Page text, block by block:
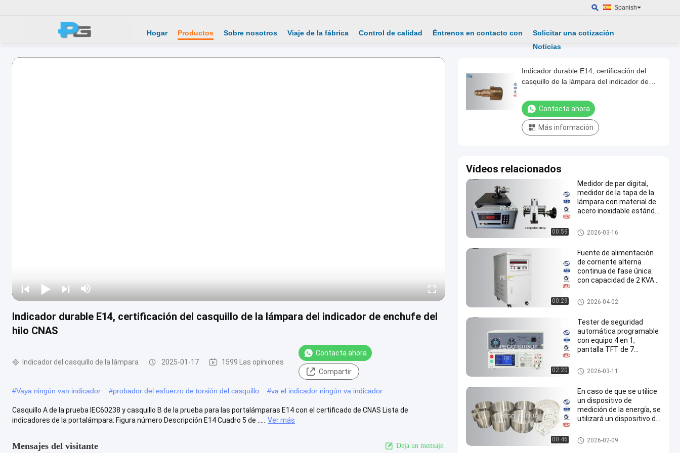
Spanish
Hogar Productos Sobre nosotros Viaje de la fábrica Control de calidad Éntrenos en contacto con
Solicitar una cotización
Noticias
Indicador durable E14, certificación del casquillo de la lámpara del indicador de enchufe del
hilo CNAS
Indicador del casquillo de la lámpara 2025-01-17 1599 Las opiniones
Contacta ahora
Compartir
#Vaya ningún van indicador #probador del esfuerzo de torsión del casquillo #va el indicador ningún va indicador
Casquillo A de la prueba IEC60238 y casquillo B de la prueba para las portalámparas E14 con el certificado de CNAS Lista de
indicadores de la portalámpara: Figura número Descripción E14 Cuadro 5 de .....
Ver más
Mensajes del visitante Deja un mensaje.
Indicador durable E14, certificación del
casquillo de la lámpara del indicador de
Contacta ahora
Más información
Vídeos relacionados
00:59
Medidor de par digital,
medidor de la tapa de la
lámpara con material de
acero inoxidable estándar
de 0 a 10 Nm
Indicador del casquillo de la lá
mpara
2026-03-16
00:29
Fuente de alimentación
de corriente alterna
continua de fase única
con capacidad de 2 KVA
frecuencia ajustable
AC DC fuente de alimentación
2026-04-02
02:20
Tester de seguridad
automática programable
con equipo 4 en 1,
pantalla TFT de 7
PLC para pruebas
eléctricas completas
equipo de prueba eléctrico de l
a seguridad
2026-03-11
00:46
En caso de que se utilice
un dispositivo de
medición de la energía, se
utilizará un dispositivo de
un dispositivo de
medición de la energía.
Buques de la cocina de inducc
ión
2026-02-09